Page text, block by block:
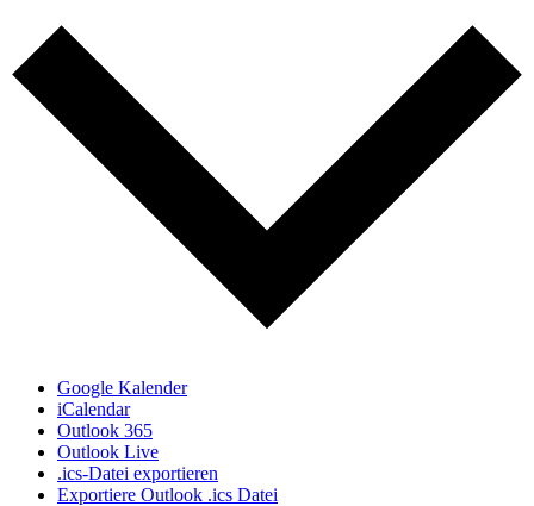
Google Kalender
iCalendar
Outlook 365
Outlook Live
.ics-Datei exportieren
Exportiere Outlook .ics Datei